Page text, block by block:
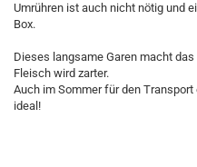
Umrühren ist auch nicht nötig und
Box.
Dieses langsame Garen macht
Fleisch wird zarter.
Auch im Sommer für den
ideal!